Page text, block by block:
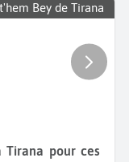
Bey de Tirana